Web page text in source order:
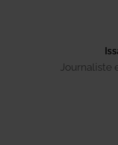
Journaliste